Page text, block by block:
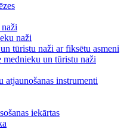
naži
tūristu naži ar fiksētu asmeni
mednieku un tūristu naži
instrumenti
iekārtas